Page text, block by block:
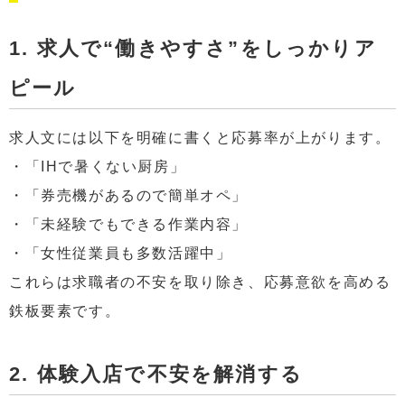
1. 求人で“働きやすさ”をしっかりア
ピール
求人文には以下を明確に書くと応募率が上がります。
・「IHで暑くない厨房」
・「券売機があるので簡単オペ」
・「未経験でもできる作業内容」
・「女性従業員も多数活躍中」
これらは求職者の不安を取り除き、応募意欲を高める
鉄板要素です。
2. 体験入店で不安を解消する